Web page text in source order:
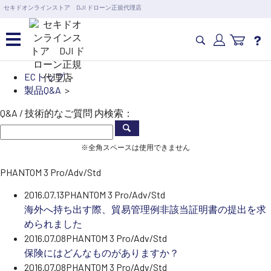
セキドオンラインストア DJI ドローン正規代理店
営業日の15時まで即日出荷
6,000円以上のご購入で送料無料！ポイント1%還元 >>
カメラドローン・生活家電
カテゴリ一覧を開く
水中ドローン(ROV)・水中スクーター
講習会･国家資格･WEBセミナー
スペシャルコンテンツ定期配信!
サポート・Q&A / 法人・学生のお客様
取扱店舗一覧
ECトップ>
製品Q&A >
Q&A / 技術的なご質問 内検索：
※全角スペースは使用できません
PHANTOM 3 Pro/Adv/Std
2016.07.13PHANTOM 3 Pro/Adv/Std
海外へ持ち出す際、貿易管理例非該当証明書の提出を求
められました
2016.07.08PHANTOM 3 Pro/Adv/Std
保険にはどんなものがありますか？
2016.07.08PHANTOM 3 Pro/Adv/Std